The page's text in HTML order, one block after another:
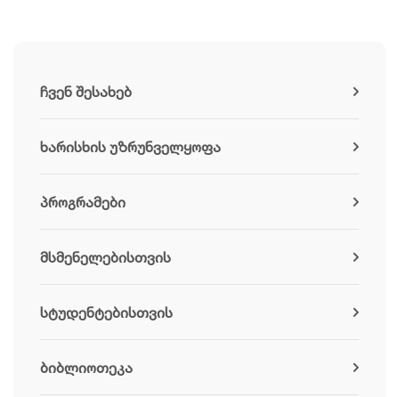
ჩვენ შესახებ
ხარისხის უზრუნველყოფა
პროგრამები
მსმენელებისთვის
სტუდენტებისთვის
ბიბლიოთეკა